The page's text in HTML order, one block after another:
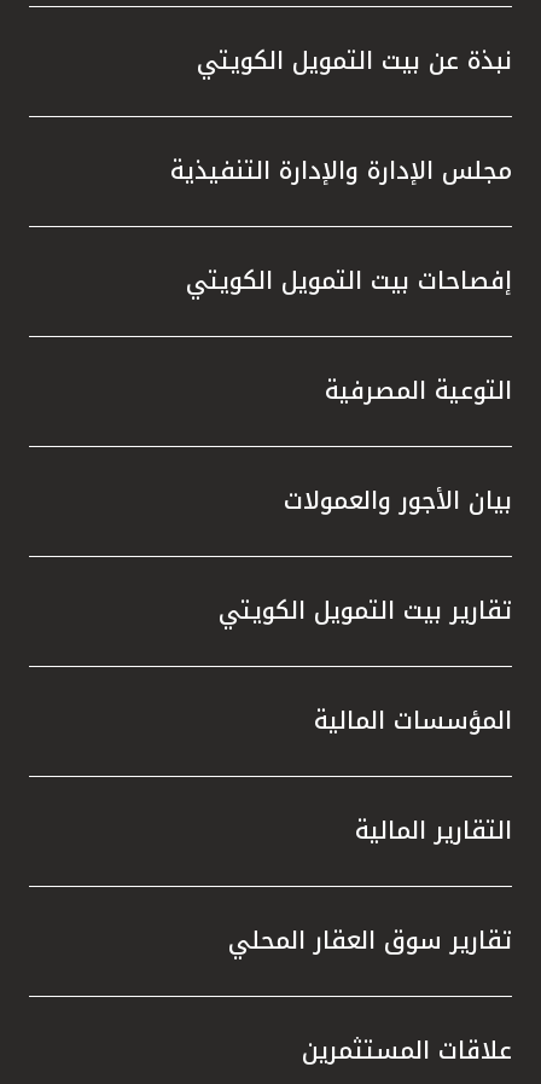
نبذة عن بيت التمويل الكويتي
مجلس الإدارة والإدارة التنفيذية
إفصاحات بيت التمويل الكويتي
التوعية المصرفية
بيان الأجور والعمولات
تقارير بيت التمويل الكويتي
المؤسسات المالية
التقارير المالية
تقارير سوق العقار المحلي
علاقات المستثمرين